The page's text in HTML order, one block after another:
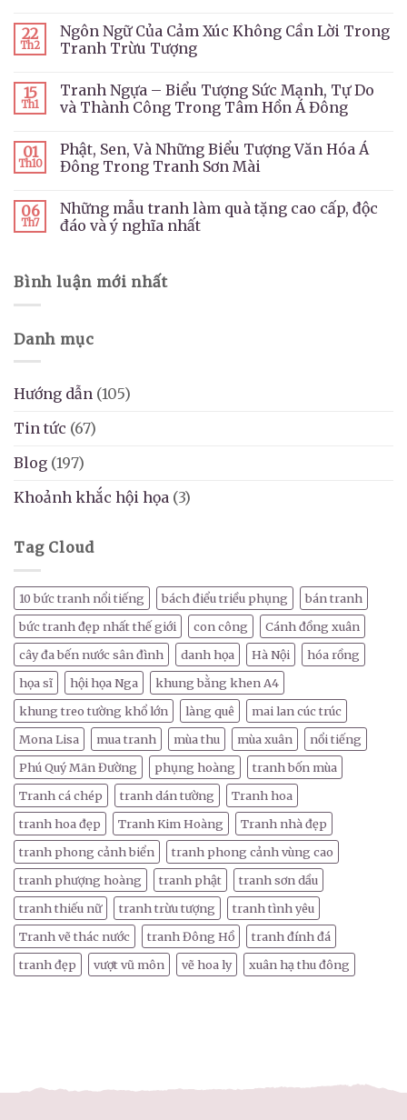
22
Th2
Ngôn Ngữ Của Cảm Xúc Không Cần Lời Trong
Tranh Trừu Tượng
15
Th1
Tranh Ngựa – Biểu Tượng Sức Mạnh, Tự Do
và Thành Công Trong Tâm Hồn Á Đông
01
Th10
Phật, Sen, Và Những Biểu Tượng Văn Hóa Á
Đông Trong Tranh Sơn Mài
06
Th7
Những mẫu tranh làm quà tặng cao cấp, độc
đáo và ý nghĩa nhất
Bình luận mới nhất
Danh mục
Hướng dẫn (105)
Tin tức (67)
Blog (197)
Khoảnh khắc hội họa (3)
Tag Cloud
10 bức tranh nổi tiếng bách điểu triều phụng
bán tranh
bức tranh đẹp nhất thế giới
con công
Cánh đồng xuân
cây đa bến nước sân đình
danh họa Hà Nội
hóa rồng
họa sĩ
hội họa Nga
khung bằng khen A4
khung treo tường khổ lớn
làng quê
mai lan cúc trúc
Mona Lisa
mua tranh mùa thu mùa xuân
nổi tiếng
Phú Quý Mãn Đường
phụng hoàng
tranh bốn mùa
Tranh cá chép
tranh dán tường
Tranh hoa
tranh hoa đẹp
Tranh Kim Hoàng
Tranh nhà đẹp
tranh phong cảnh biển
tranh phong cảnh vùng cao
tranh phượng hoàng
tranh phật
tranh sơn dầu
tranh thiếu nữ
tranh trừu tượng
tranh tình yêu
Tranh vẽ thác nước
tranh Đông Hồ
tranh đính đá
tranh đẹp
vượt vũ môn vẽ hoa ly xuân hạ thu đông